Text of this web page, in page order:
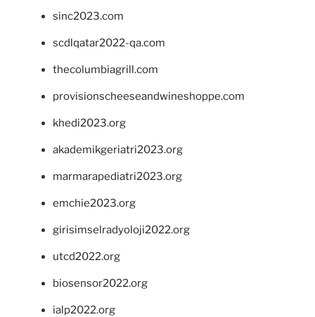
sinc2023.com
scdlqatar2022-qa.com
thecolumbiagrill.com
provisionscheeseandwineshoppe.com
khedi2023.org
akademikgeriatri2023.org
marmarapediatri2023.org
emchie2023.org
girisimselradyoloji2022.org
utcd2022.org
biosensor2022.org
ialp2022.org